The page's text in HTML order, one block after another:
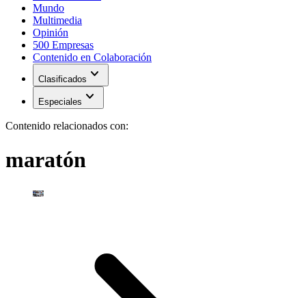
Mundo
Multimedia
Opinión
500 Empresas
Contenido en Colaboración
Clasificados expand_more
Especiales expand_more
Contenido relacionados con:
maratón